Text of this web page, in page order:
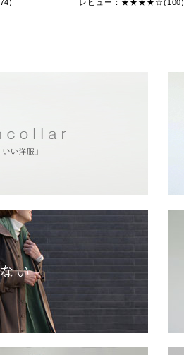
レビュー：★★★★☆(100)